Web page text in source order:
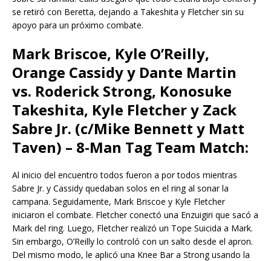
se retiró con Beretta, dejando a Takeshita y Fletcher sin su
apoyo para un próximo combate.
Mark Briscoe, Kyle O’Reilly,
Orange Cassidy y Dante Martin
vs. Roderick Strong, Konosuke
Takeshita, Kyle Fletcher y Zack
Sabre Jr. (c/Mike Bennett y Matt
Taven) – 8-Man Tag Team Match:
Al inicio del encuentro todos fueron a por todos mientras
Sabre Jr. y Cassidy quedaban solos en el ring al sonar la
campana. Seguidamente, Mark Briscoe y Kyle Fletcher
iniciaron el combate. Fletcher conectó una Enzuigiri que sacó a
Mark del ring. Luego, Fletcher realizó un Tope Suicida a Mark.
Sin embargo, O’Reilly lo controló con un salto desde el apron.
Del mismo modo, le aplicó una Knee Bar a Strong usando la